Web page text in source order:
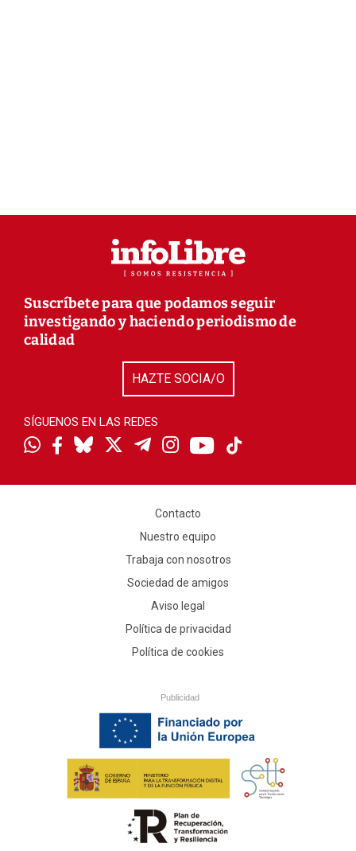
Suscríbete para que podamos seguir
investigando y haciendo periodismo de
calidad
HAZTE SOCIA/O
SÍGUENOS EN LAS REDES
Contacto
Nuestro equipo
Trabaja con nosotros
Sociedad de amigos
Aviso legal
Política de privacidad
Política de cookies
Publicidad